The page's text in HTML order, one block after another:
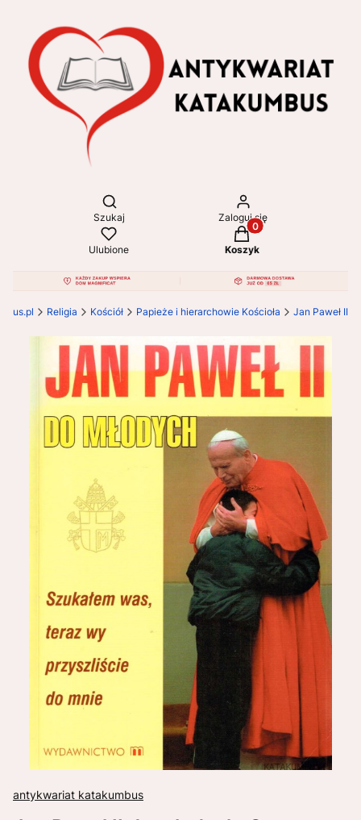
Otwórz wyszukiwarkę
Szukaj Zaloguj się
Ulubione
Produkty w koszyku:
Koszyk
Religia Kościół Papieże i hierarchowie Kościoła Jan Paweł II
antykwariat katakumbus